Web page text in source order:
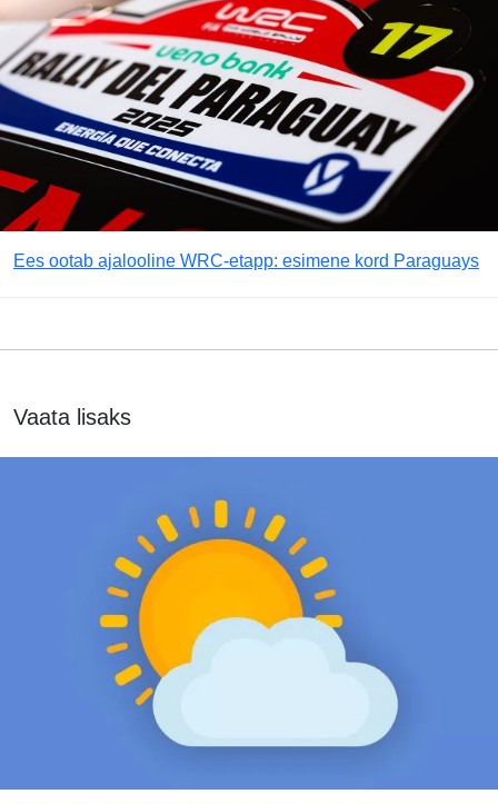
Ees ootab ajalooline WRC-etapp: esimene kord Paraguays
Vaata lisaks